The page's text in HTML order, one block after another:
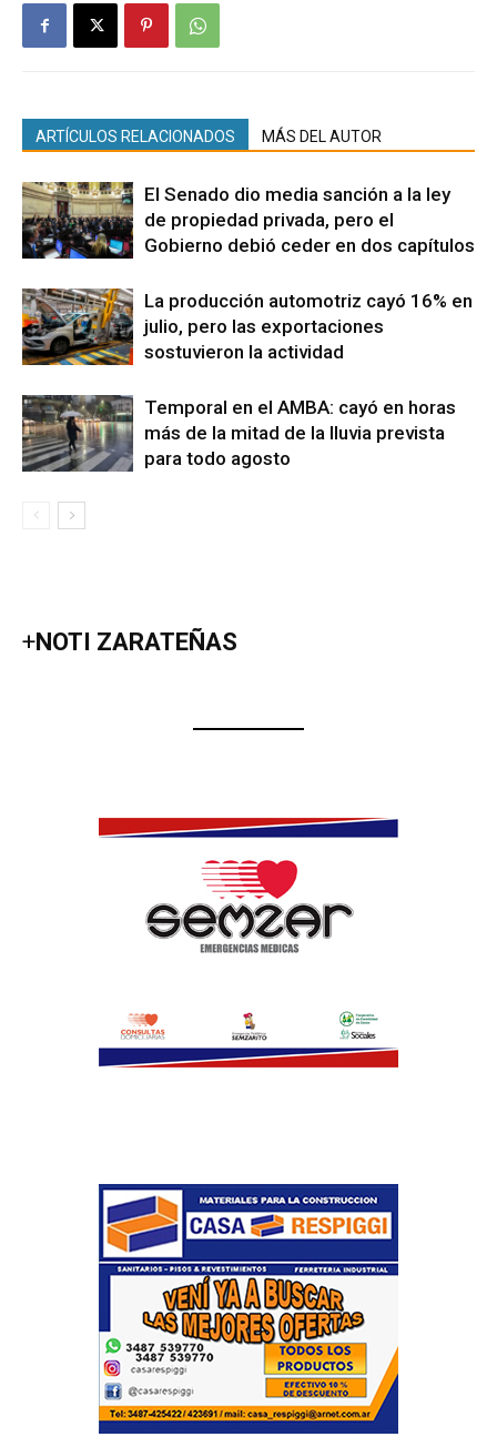
ARTÍCULOS RELACIONADOS MÁS DEL AUTOR
El Senado dio media sanción a la ley
de propiedad privada, pero el
Gobierno debió ceder en dos capítulos
La producción automotriz cayó 16% en
julio, pero las exportaciones
sostuvieron la actividad
Temporal en el AMBA: cayó en horas
más de la mitad de la lluvia prevista
para todo agosto
+NOTI ZARATEÑAS